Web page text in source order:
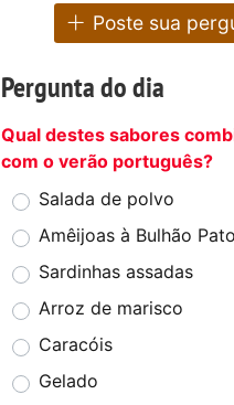
Poste sua
Pergunta do dia
Qual destes sabores
com o verão português?
Salada de polvo
Amêijoas à Bulhão Pato
Sardinhas assadas
Arroz de marisco
Caracóis
Gelado